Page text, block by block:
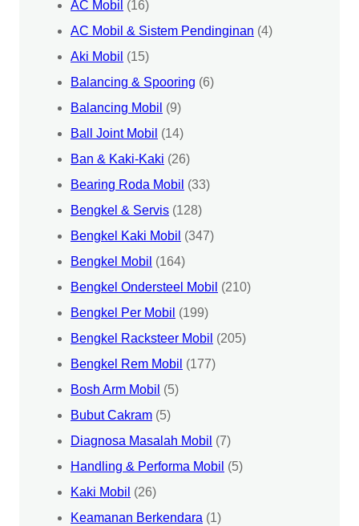
AC Mobil (16)
AC Mobil & Sistem Pendinginan (4)
Aki Mobil (15)
Balancing & Spooring (6)
Balancing Mobil (9)
Ball Joint Mobil (14)
Ban & Kaki-Kaki (26)
Bearing Roda Mobil (33)
Bengkel & Servis (128)
Bengkel Kaki Mobil (347)
Bengkel Mobil (164)
Bengkel Ondersteel Mobil (210)
Bengkel Per Mobil (199)
Bengkel Racksteer Mobil (205)
Bengkel Rem Mobil (177)
Bosh Arm Mobil (5)
Bubut Cakram (5)
Diagnosa Masalah Mobil (7)
Handling & Performa Mobil (5)
Kaki Mobil (26)
Keamanan Berkendara (1)